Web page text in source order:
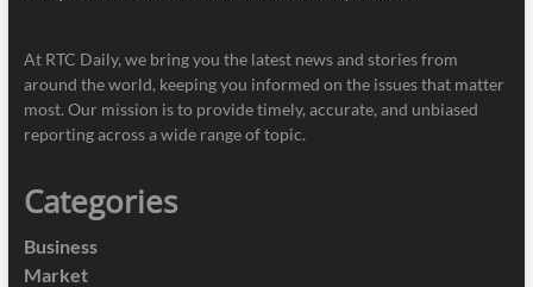
At RTC Daily, we bring you the latest news and stories from
around the world, keeping you informed on the issues that matter
most. Our mission is to provide timely, accurate, and unbiased
reporting across a wide range of topic.
Categories
Business
Market